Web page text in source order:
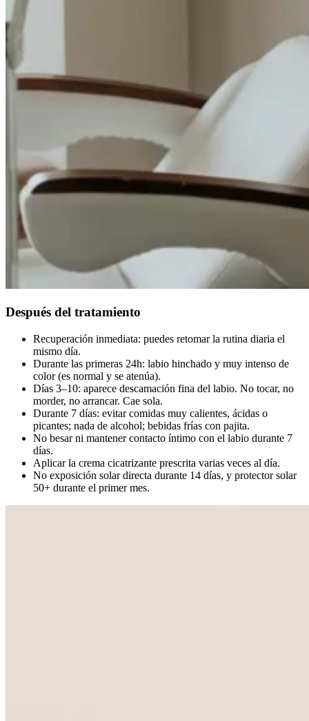
Después del tratamiento
Recuperación inmediata: puedes retomar la rutina diaria el
mismo día.
Durante las primeras 24h: labio hinchado y muy intenso de
color (es normal y se atenúa).
Días 3–10: aparece descamación fina del labio. No tocar, no
morder, no arrancar. Cae sola.
Durante 7 días: evitar comidas muy calientes, ácidas o
picantes; nada de alcohol; bebidas frías con pajita.
No besar ni mantener contacto íntimo con el labio durante 7
días.
Aplicar la crema cicatrizante prescrita varias veces al día.
No exposición solar directa durante 14 días, y protector solar
50+ durante el primer mes.